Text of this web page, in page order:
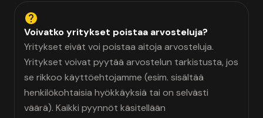
Voivatko yritykset poistaa arvosteluja?
Yritykset eivät voi poistaa aitoja arvosteluja.
Yritykset voivat pyytää arvostelun tarkistusta, jos
se rikkoo käyttöehtojamme (esim. sisältää
henkilökohtaisia hyökkäyksiä tai on selvästi
väärä). Kaikki pyynnöt käsitellään